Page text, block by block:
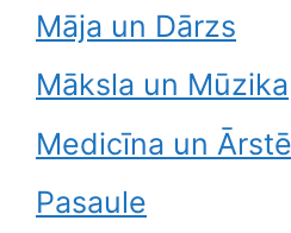
Māja un Dārzs
Māksla un Mūzika
Medicīna un
Pasaule